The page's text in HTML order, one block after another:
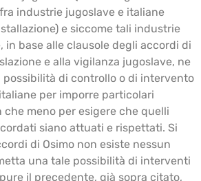
industrie jugoslave e italiane
e siccome tali industrie
in base alle clausole degli accordi di
e alla vigilanza jugoslave, ne
possibilità di controllo o di intervento
per imporre particolari
meno per esigere che quelli
siano attuati e rispettati. Si
di Osimo non esiste nessun
una tale possibilità di interventi
il precedente, già sopra citato,